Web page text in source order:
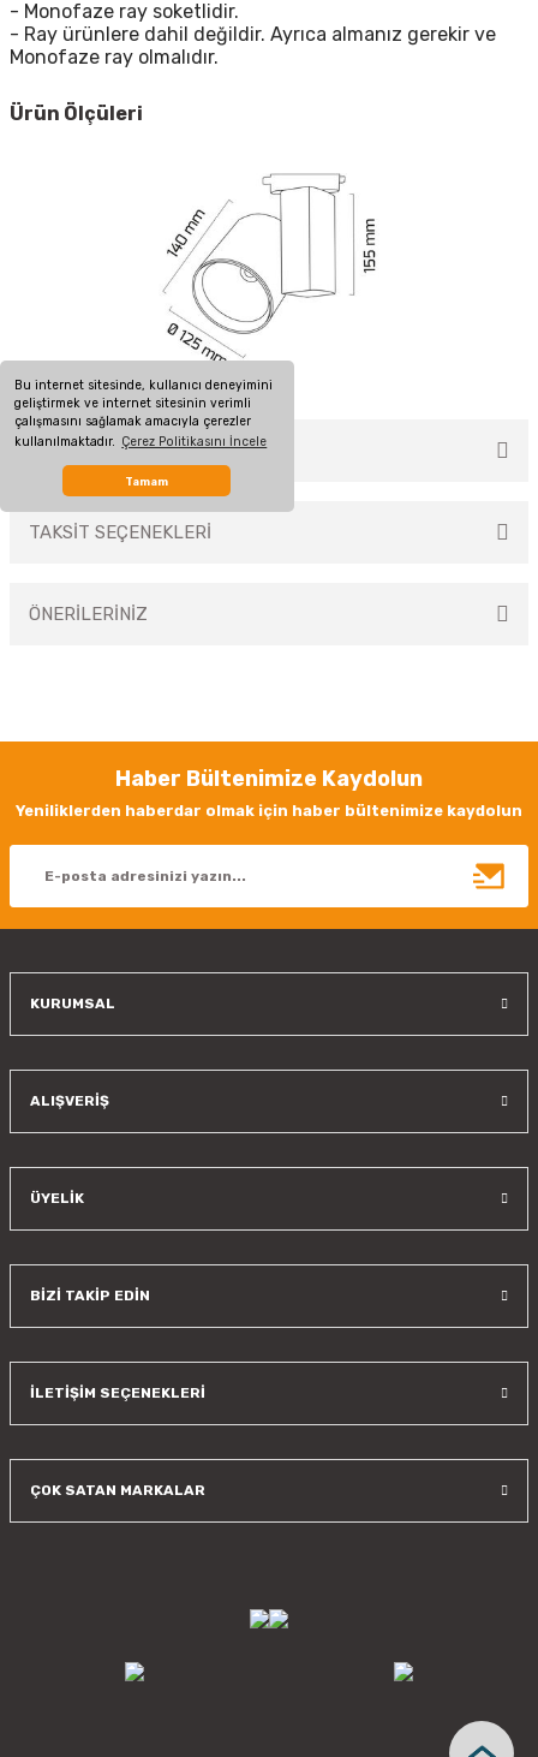
Bu internet sitesinde, kullanıcı deneyimini
geliştirmek ve internet sitesinin verimli
çalışmasını sağlamak amacıyla çerezler
kullanılmaktadır. Çerez Politikasını İncele
Tamam
- Monofaze ray soketlidir.
- Ray ürünlere dahil değildir. Ayrıca almanız gerekir ve
Monofaze ray olmalıdır.
Ürün Ölçüleri
MÜŞTERİ YORUMLARI
TAKSİT SEÇENEKLERİ
ÖNERİLERİNİZ
Görüş ve önerileriniz için teşekkür ederiz.
Ürün resmi kalitesiz, bozuk veya görüntülenemiyor.
Ürün bilgilerinde hatalar bulunuyor.
Haber Bültenimize Kaydolun
Yeniliklerden haberdar olmak için haber bültenimize kaydolun
KURUMSAL
ALIŞVERİŞ
ÜYELİK
BİZİ TAKİP EDİN
İLETİŞİM SEÇENEKLERİ
ÇOK SATAN MARKALAR